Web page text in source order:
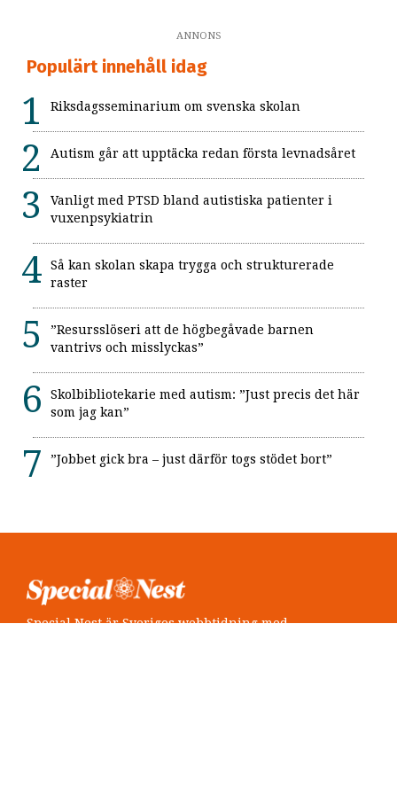
ANNONS
Populärt innehåll idag
Riksdagsseminarium om svenska skolan
Autism går att upptäcka redan första levnadsåret
Vanligt med PTSD bland autistiska patienter i
vuxenpsykiatrin
Så kan skolan skapa trygga och strukturerade
raster
”Resursslöseri att de högbegåvade barnen
vantrivs och misslyckas”
Skolbibliotekarie med autism: ”Just precis det här
som jag kan”
”Jobbet gick bra – just därför togs stödet bort”
Special Nest är Sveriges webbtidning med